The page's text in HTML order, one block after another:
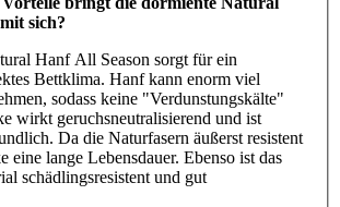
sich?
Hanf All Season sorgt für ein
Bettklima. Hanf kann enorm viel
sodass keine "Verdunstungskälte"
wirkt geruchsneutralisierend und ist
Da die Naturfasern äußerst resistent
eine lange Lebensdauer. Ebenso ist das
schädlingsresistent und gut